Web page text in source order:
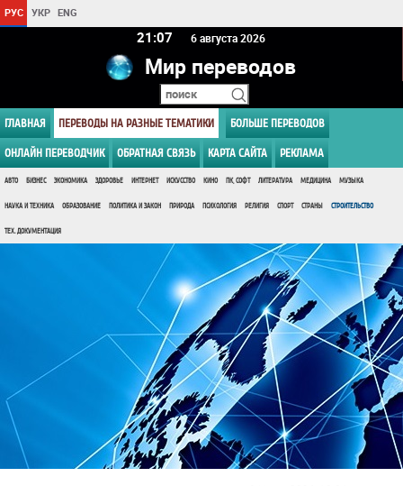
РУС УКР ENG
21 07 6 августа 2026
Мир переводов
ГЛАВНАЯ ПЕРЕВОДЫ НА РАЗНЫЕ ТЕМАТИКИ БОЛЬШЕ ПЕРЕВОДОВ
ОНЛАЙН ПЕРЕВОДЧИК ОБРАТНАЯ СВЯЗЬ КАРТА САЙТА РЕКЛАМА
АВТО БИЗНЕС ЭКОНОМИКА ЗДОРОВЬЕ ИНТЕРНЕТ ИСКУССТВО КИНО ПК, СОФТ ЛИТЕРАТУРА МЕДИЦИНА МУЗЫКА
НАУКА И ТЕХНИКА ОБРАЗОВАНИЕ ПОЛИТИКА И ЗАКОН ПРИРОДА ПСИХОЛОГИЯ РЕЛИГИЯ СПОРТ СТРАНЫ СТРОИТЕЛЬСТВО
ТЕХ. ДОКУМЕНТАЦИЯ